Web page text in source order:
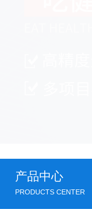
产品中心
PRODUCTS CENTER